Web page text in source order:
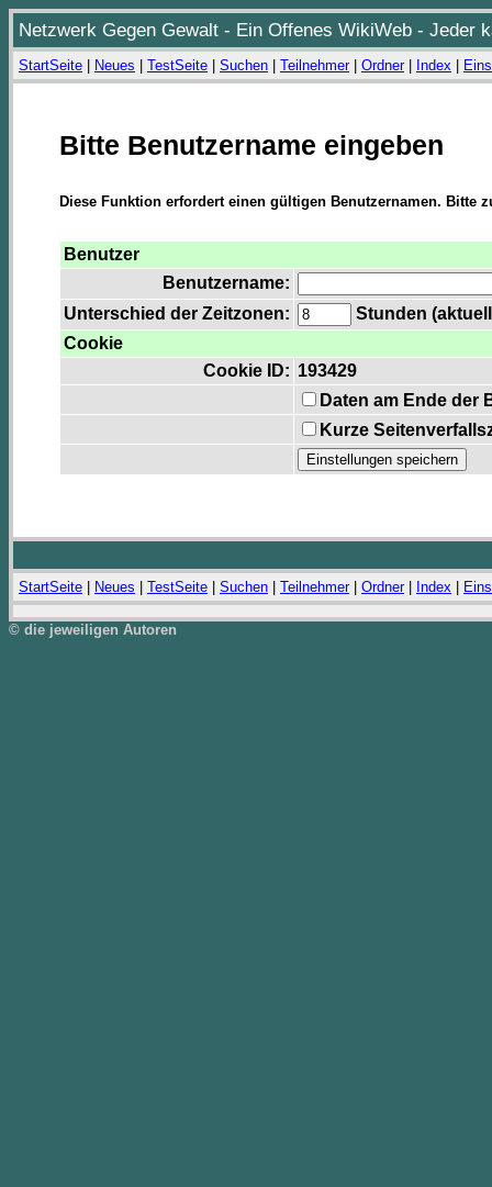
Netzwerk Gegen Gewalt - Ein Offenes WikiWeb - Jeder
StartSeite Neues TestSeite Suchen Teilnehmer| Ordner| Index
Bitte Benutzername eingeben
Diese Funktion erfordert einen gültigen Benutzernamen. Bitte
Benutzer
Benutzername:
Unterschied der Zeitzonen:
Stunden
Cookie
Cookie ID: 193429
Daten am Ende der
Kurze
StartSeite Neues TestSeite Suchen Teilnehmer| Ordner| Index
© die jeweiligen Autoren